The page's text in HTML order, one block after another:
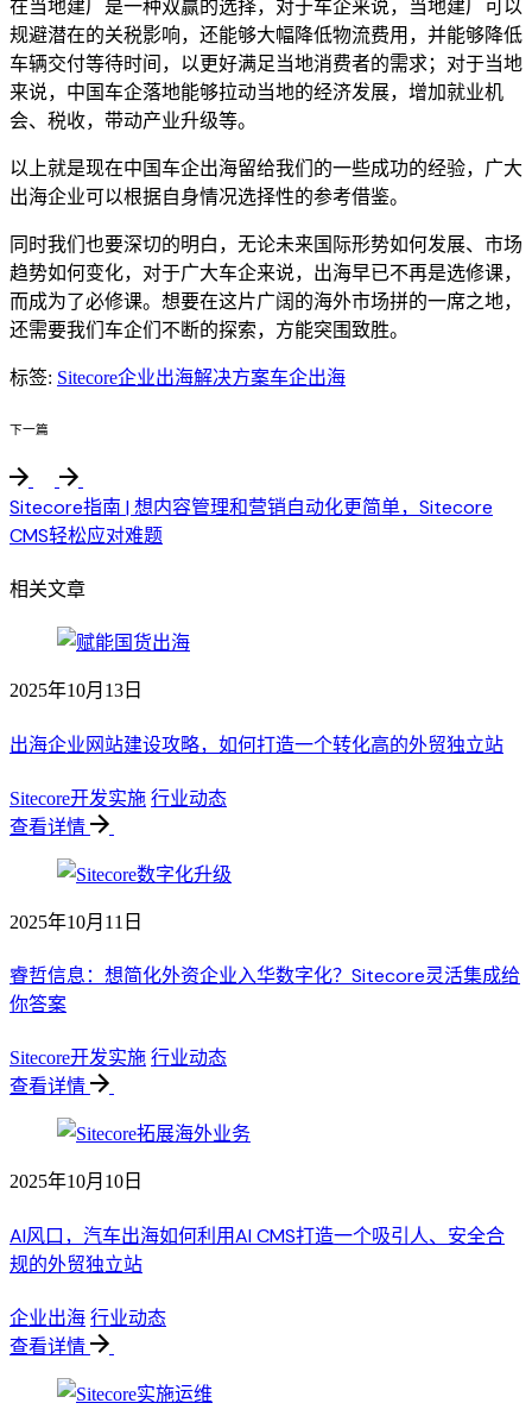
在当地建厂是一种双赢的选择，对于车企来说，当地建厂可以
规避潜在的关税影响，还能够大幅降低物流费用，并能够降低
车辆交付等待时间，以更好满足当地消费者的需求；对于当地
来说，中国车企落地能够拉动当地的经济发展，增加就业机
会、税收，带动产业升级等。
以上就是现在中国车企出海留给我们的一些成功的经验，广大
出海企业可以根据自身情况选择性的参考借鉴。
同时我们也要深切的明白，无论未来国际形势如何发展、市场
趋势如何变化，对于广大车企来说，出海早已不再是选修课，
而成为了必修课。想要在这片广阔的海外市场拼的一席之地，
还需要我们车企们不断的探索，方能突围致胜。
标签: Sitecore企业出海解决方案车企出海
下一篇
Sitecore指南 | 想内容管理和营销自动化更简单，Sitecore
CMS轻松应对难题
相关文章
2025年10月13日
出海企业网站建设攻略，如何打造一个转化高的外贸独立站
Sitecore开发实施 行业动态
查看详情
2025年10月11日
睿哲信息：想简化外资企业入华数字化？Sitecore灵活集成给
你答案
Sitecore开发实施 行业动态
查看详情
2025年10月10日
AI风口，汽车出海如何利用AI CMS打造一个吸引人、安全合
规的外贸独立站
企业出海 行业动态
查看详情